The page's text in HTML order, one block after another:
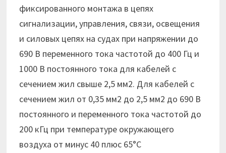
фиксированного монтажа в цепях
сигнализации, управления, связи, освещения
и силовых цепях на судах при напряжении до
690 В переменного тока частотой до 400 Гц и
1000 В постоянного тока для кабелей с
сечением жил свыше 2,5 мм2. Для кабелей с
сечением жил от 0,35 мм2 до 2,5 мм2 до 690 В
постоянного и переменного тока частотой до
200 кГц при температуре окружающего
воздуха от минус 40 плюс 65°С